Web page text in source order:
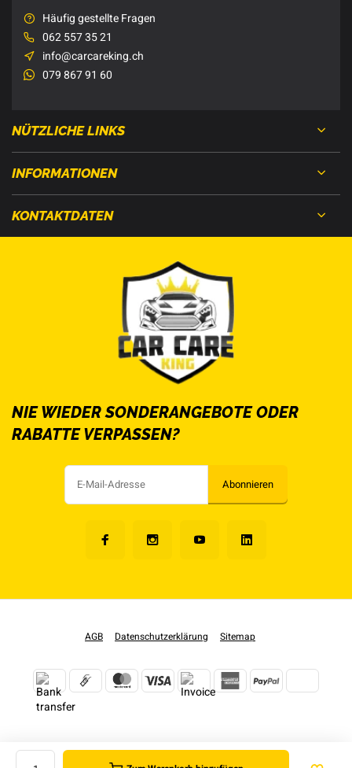
Häufig gestellte Fragen
062 557 35 21
info@carcareking.ch
079 867 91 60
NÜTZLICHE LINKS
INFORMATIONEN
KONTAKTDATEN
NIE WIEDER SONDERANGEBOTE ODER
RABATTE VERPASSEN?
Abonnieren
AGB Datenschutzerklärung Sitemap